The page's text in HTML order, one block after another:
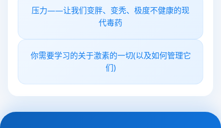
压力——让我们变胖、变秃、极度不健康的现
代毒药
你需要学习的关于激素的一切(以及如何管理它
们)